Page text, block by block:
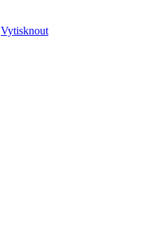
Vytisknout